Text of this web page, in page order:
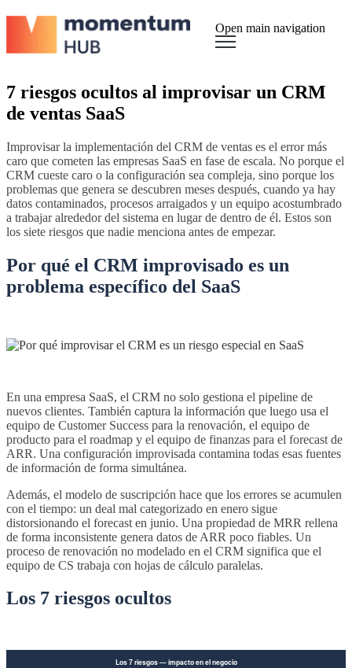
Open main navigation
7 riesgos ocultos al improvisar un CRM
de ventas SaaS
Improvisar la implementación del CRM de ventas es el error más
caro que cometen las empresas SaaS en fase de escala. No porque el
CRM cueste caro o la configuración sea compleja, sino porque los
problemas que genera se descubren meses después, cuando ya hay
datos contaminados, procesos arraigados y un equipo acostumbrado
a trabajar alrededor del sistema en lugar de dentro de él. Estos son
los siete riesgos que nadie menciona antes de empezar.
Por qué el CRM improvisado es un
problema específico del SaaS
En una empresa SaaS, el CRM no solo gestiona el pipeline de
nuevos clientes. También captura la información que luego usa el
equipo de Customer Success para la renovación, el equipo de
producto para el roadmap y el equipo de finanzas para el forecast de
ARR. Una configuración improvisada contamina todas esas fuentes
de información de forma simultánea.
Además, el modelo de suscripción hace que los errores se acumulen
con el tiempo: un deal mal categorizado en enero sigue
distorsionando el forecast en junio. Una propiedad de MRR rellena
de forma inconsistente genera datos de ARR poco fiables. Un
proceso de renovación no modelado en el CRM significa que el
equipo de CS trabaja con hojas de cálculo paralelas.
Los 7 riesgos ocultos